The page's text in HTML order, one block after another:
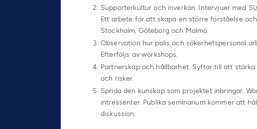
Supporterkultur och inverkan. Intervjuer med
Ett arbete för att skapa en större förståelse
Stockholm, Göteborg och Malmö.
Observation hur polis och säkerhetspersonal
Efterföljs av workshops.
Partnerskap och hållbarhet. Syftar till att
och risker.
Sprida den kunskap som projektet inbringar.
intressenter. Publika seminarium kommer att
diskussion.